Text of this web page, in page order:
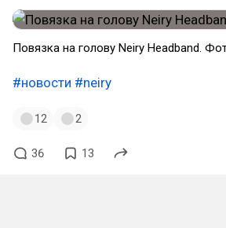
Повязка на голову Neiry Headband.
#новости #neiry
12 2
36 13